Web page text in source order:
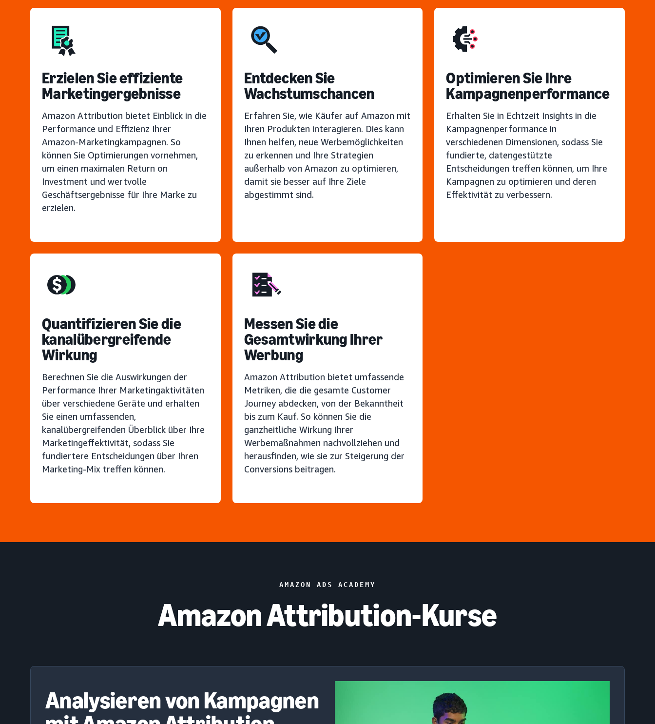
Erzielen Sie effiziente
Marketingergebnisse
Amazon Attribution bietet Einblick in die
Performance und Effizienz Ihrer
Amazon-Marketingkampagnen. So
können Sie Optimierungen vornehmen,
um einen maximalen Return on
Investment und wertvolle
Geschäftsergebnisse für Ihre Marke zu
erzielen.
Entdecken Sie
Wachstumschancen
Erfahren Sie, wie Käufer auf Amazon mit
Ihren Produkten interagieren. Dies kann
Ihnen helfen, neue Werbemöglichkeiten
zu erkennen und Ihre Strategien
außerhalb von Amazon zu optimieren,
damit sie besser auf Ihre Ziele
abgestimmt sind.
Optimieren Sie Ihre
Kampagnenperformance
Erhalten Sie in Echtzeit Insights in die
Kampagnenperformance in
verschiedenen Dimensionen, sodass Sie
fundierte, datengestützte
Entscheidungen treffen können, um Ihre
Kampagnen zu optimieren und deren
Effektivität zu verbessern.
Quantifizieren Sie die
kanalübergreifende
Wirkung
Berechnen Sie die Auswirkungen der
Performance Ihrer Marketingaktivitäten
über verschiedene Geräte und erhalten
Sie einen umfassenden,
kanalübergreifenden Überblick über Ihre
Marketingeffektivität, sodass Sie
fundiertere Entscheidungen über Ihren
Marketing-Mix treffen können.
Messen Sie die
Gesamtwirkung Ihrer
Werbung
Amazon Attribution bietet umfassende
Metriken, die die gesamte Customer
Journey abdecken, von der Bekanntheit
bis zum Kauf. So können Sie die
ganzheitliche Wirkung Ihrer
Werbemaßnahmen nachvollziehen und
herausfinden, wie sie zur Steigerung der
Conversions beitragen.
AMAZON ADS ACADEMY
Amazon Attribution-Kurse
Analysieren von Kampagnen